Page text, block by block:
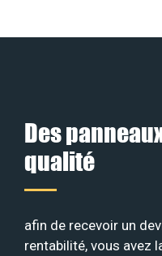
Des
qualité
afin de recevoir un
rentabilité, vous avez